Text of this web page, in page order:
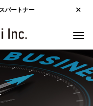
パートナー